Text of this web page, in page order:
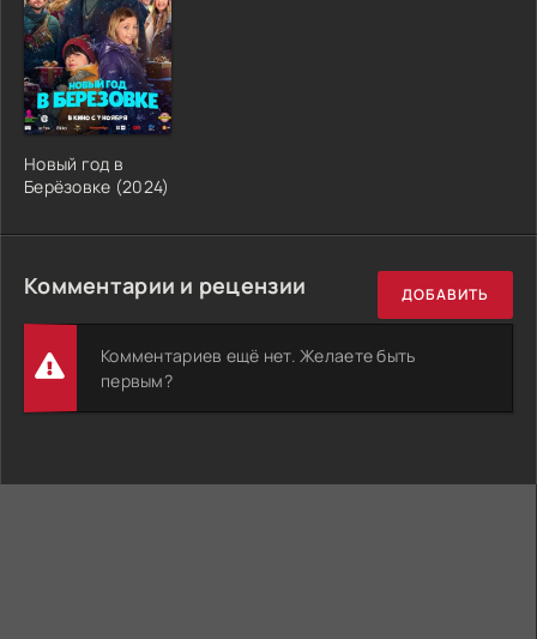
Новый год в
Берёзовке (2024)
Комментарии и рецензии ДОБАВИТЬ
Комментариев ещё нет. Желаете быть
первым?